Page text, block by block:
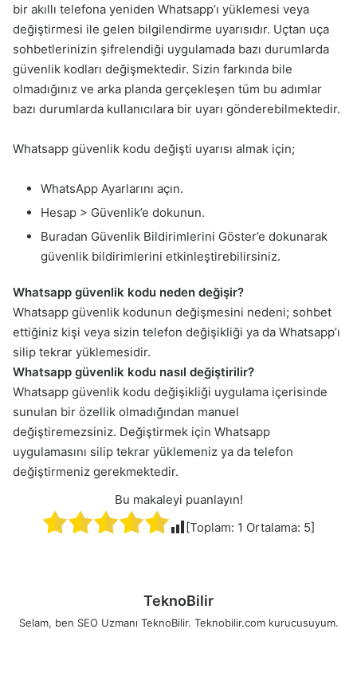
bir akıllı telefona yeniden Whatsapp’ı yüklemesi veya
değiştirmesi ile gelen bilgilendirme uyarısıdır. Uçtan uça
sohbetlerinizin şifrelendiği uygulamada bazı durumlarda
güvenlik kodları değişmektedir. Sizin farkında bile
olmadığınız ve arka planda gerçekleşen tüm bu adımlar
bazı durumlarda kullanıcılara bir uyarı gönderebilmektedir.
Whatsapp güvenlik kodu değişti uyarısı almak için;
WhatsApp Ayarlarını açın.
Hesap > Güvenlik’e dokunun.
Buradan Güvenlik Bildirimlerini Göster’e dokunarak
güvenlik bildirimlerini etkinleştirebilirsiniz.
Whatsapp güvenlik kodu neden değişir?
Whatsapp güvenlik kodunun değişmesini nedeni; sohbet
ettiğiniz kişi veya sizin telefon değişikliği ya da Whatsapp’ı
silip tekrar yüklemesidir.
Whatsapp güvenlik kodu nasıl değiştirilir?
Whatsapp güvenlik kodu değişikliği uygulama içerisinde
sunulan bir özellik olmadığından manuel
değiştiremezsiniz. Değiştirmek için Whatsapp
uygulamasını silip tekrar yüklemeniz ya da telefon
değiştirmeniz gerekmektedir.
Bu makaleyi puanlayın!
[Toplam: 1 Ortalama: 5]
TeknoBilir
Selam, ben SEO Uzmanı TeknoBilir. Teknobilir.com kurucusuyum.